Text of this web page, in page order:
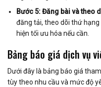
Bước 5: Đăng bài và theo
đăng tải, theo dõi thứ
hiện tối ưu hóa nếu cần.
Bảng báo giá dịch vụ
Dưới đây là bảng báo giá
tùy theo nhu cầu và mức độ